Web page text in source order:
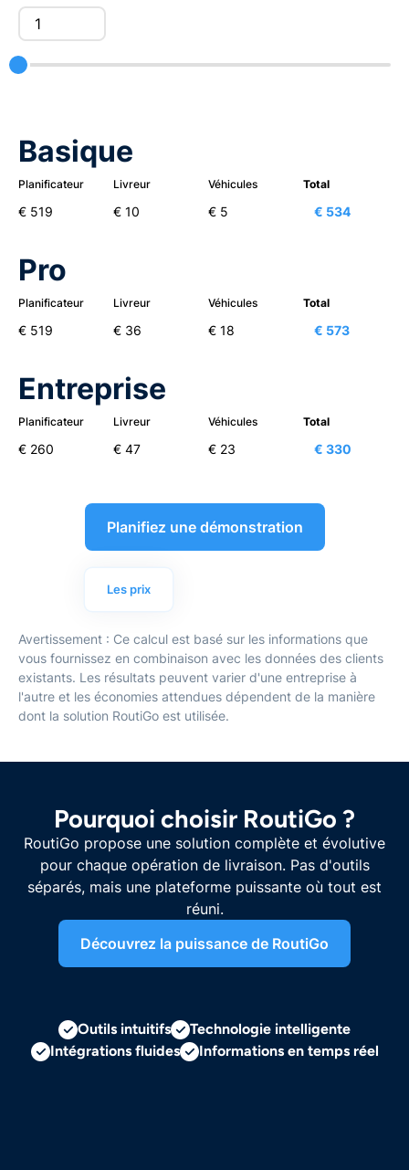
Planificateur Livreur Véhicules Total
Basique
€ 519 € 10 € 5 € 534
Pro
Planificateur Livreur Véhicules Total
€ 519 € 36 € 18 € 573
Entreprise
Planificateur Livreur Véhicules Total
€ 260 € 47 € 23 € 330
Planifiez une démonstration
Les prix
Avertissement : Ce calcul est basé sur les informations que
vous fournissez en combinaison avec les données des clients
existants. Les résultats peuvent varier d'une entreprise à
l'autre et les économies attendues dépendent de la manière
dont la solution RoutiGo est utilisée.
Pourquoi choisir RoutiGo ?
RoutiGo propose une solution complète et évolutive
pour chaque opération de livraison. Pas d'outils
séparés, mais une plateforme puissante où tout est
réuni.
Découvrez la puissance de RoutiGo
Outils intuitifs
Technologie intelligente
Intégrations fluides
Informations en temps réel